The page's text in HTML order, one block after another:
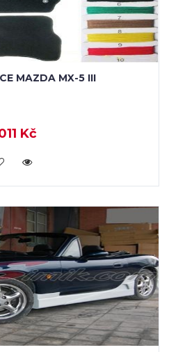
MAZDA MX-5 III
Kč